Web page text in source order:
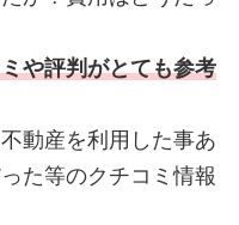
や評判がとても参考
動産を利用した事あ
た等のクチコミ情報